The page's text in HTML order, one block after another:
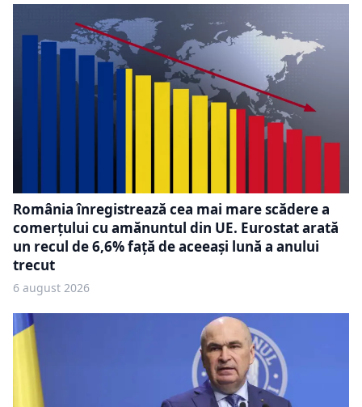
România înregistrează cea mai mare scădere a
comerțului cu amănuntul din UE. Eurostat arată
un recul de 6,6% față de aceeași lună a anului
trecut
6 august 2026